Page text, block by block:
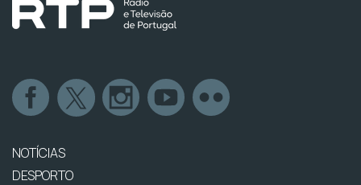
NOTÍCIAS
DESPORTO